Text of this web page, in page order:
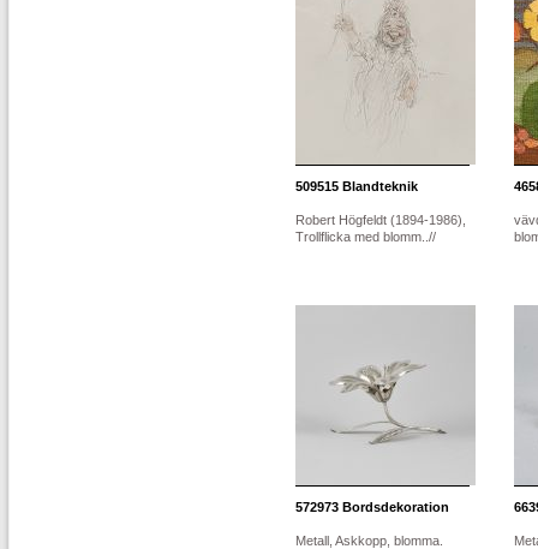
509515 Blandteknik
Robert Högfeldt (1894-1986),
Trollflicka med blomm..//
572973 Bordsdekoration
Metall, Askkopp, blomma.